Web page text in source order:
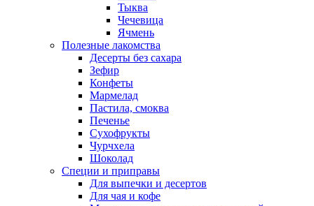
Тыква
Чечевица
Ячмень
Полезные лакомства
Десерты без сахара
Зефир
Конфеты
Мармелад
Пастила, смоква
Печенье
Сухофрукты
Чурчхела
Шоколад
Специи и приправы
Для выпечки и десертов
Для чая и кофе